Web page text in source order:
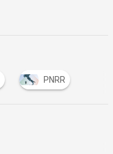
PNRR